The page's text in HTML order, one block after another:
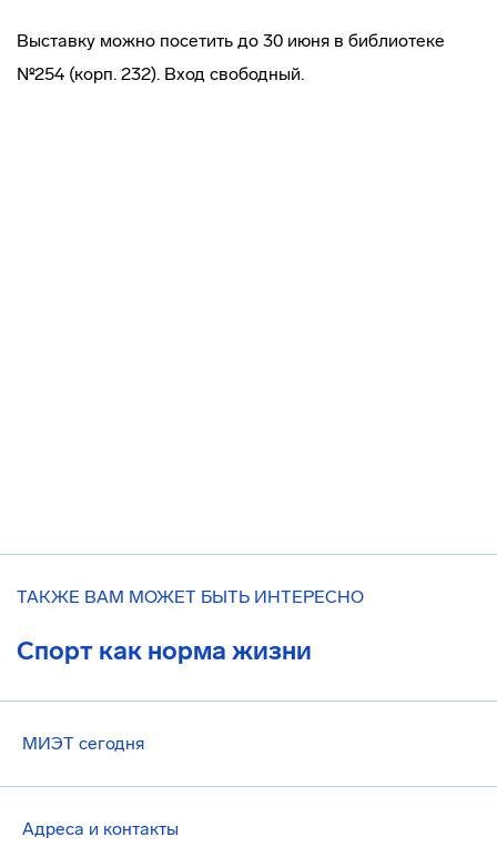
Выставку можно посетить до 30 июня в библиотеке
№254 (корп. 232). Вход свободный.
ТАКЖЕ ВАМ МОЖЕТ БЫТЬ ИНТЕРЕСНО
Спорт как норма жизни
МИЭТ сегодня
Адреса и контакты